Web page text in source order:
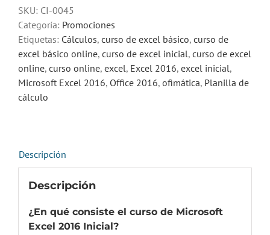
2016
Inicial
cantidad
SKU: CI-0045
Categoría: Promociones
Etiquetas: Cálculos, curso de excel básico, curso de
excel básico online, curso de excel inicial, curso de excel
online, curso online, excel, Excel 2016, excel inicial,
Microsoft Excel 2016, Office 2016, ofimática, Planilla de
cálculo
Descripción
Descripción
¿En qué consiste el curso de Microsoft
Excel 2016 Inicial?